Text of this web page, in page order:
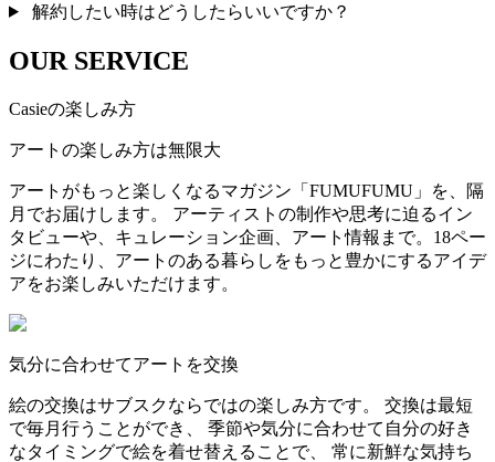
解約したい時はどうしたらいいですか？
OUR SERVICE
Casieの楽しみ方
アートの楽しみ方は無限大
アートがもっと楽しくなるマガジン「FUMUFUMU」を、隔
月でお届けします。 アーティストの制作や思考に迫るイン
タビューや、キュレーション企画、アート情報まで。18ペー
ジにわたり、アートのある暮らしをもっと豊かにするアイデ
アをお楽しみいただけます。
気分に合わせてアートを交換
絵の交換はサブスクならではの楽しみ方です。 交換は最短
で毎月行うことができ、 季節や気分に合わせて自分の好き
なタイミングで絵を着せ替えることで、 常に新鮮な気持ち